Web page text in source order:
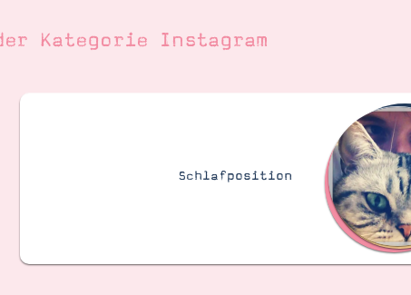
Kategorie Instagram
Schlafposition